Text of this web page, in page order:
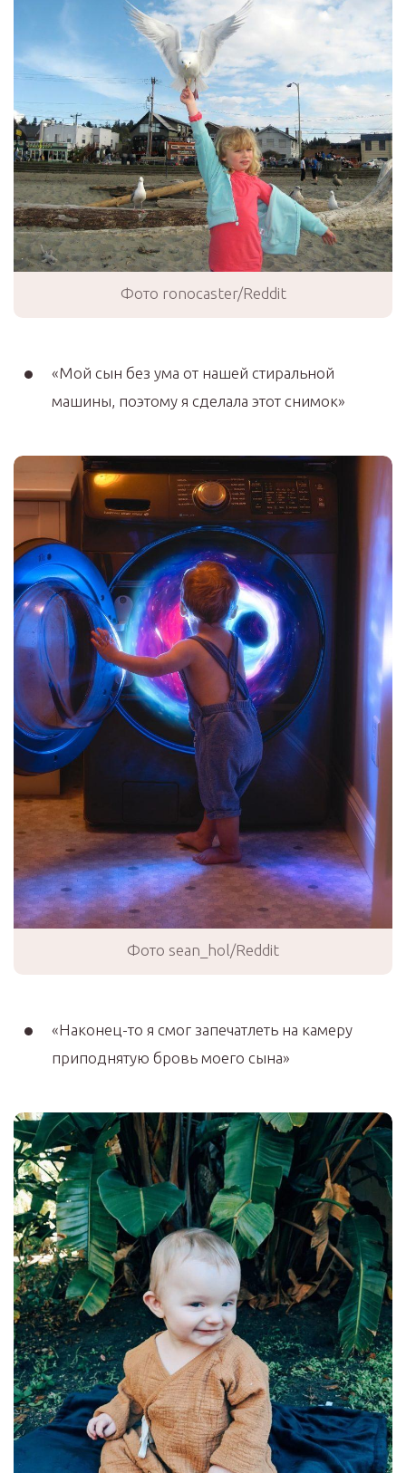
Фото ronocaster/Reddit
«Мой сын без ума от нашей стиральной
машины, поэтому я сделала этот снимок»
Фото sean_hol/Reddit
«Наконец-то я смог запечатлеть на камеру
приподнятую бровь моего сына»